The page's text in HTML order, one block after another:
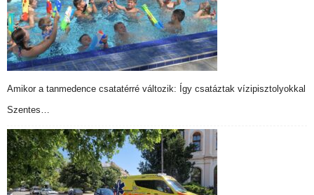
Amikor a tanmedence csatatérré változik: Így csatáztak vízipisztolyokkal
Szentes…